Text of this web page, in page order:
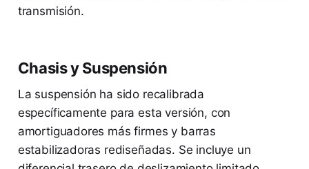
transmisión.
Chasis y Suspensión
La suspensión ha sido recalibrada
específicamente para esta versión, con
amortiguadores más firmes y barras
estabilizadoras rediseñadas. Se incluye un